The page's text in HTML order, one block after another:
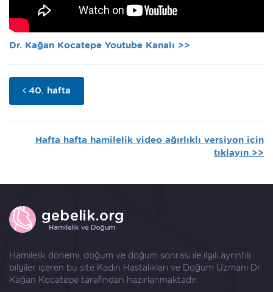
Dr. Kağan Kocatepe Youtube Kanalı >>
40. hafta
Hafta hafta hamilelik video ağırlıklı versiyon için
tıklayın >>
Hamilelik dönemi, doğum ve doğum sonrası ile ilgili ayrıntılı
bilgiler içeren bu site Kadın Hastalıkları ve Doğum Uzmanı Dr.
Kağan Kocatepe tarafından hazırlanmaktadır.